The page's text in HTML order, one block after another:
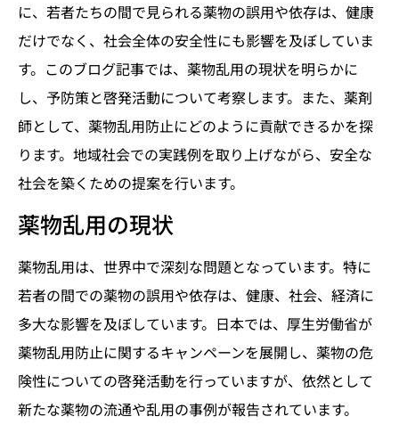
に、若者たちの間で見られる薬物の誤用や依存は、健康
だけでなく、社会全体の安全性にも影響を及ぼしていま
す。このブログ記事では、薬物乱用の現状を明らかに
し、予防策と啓発活動について考察します。また、薬剤
師として、薬物乱用防止にどのように貢献できるかを探
ります。地域社会での実践例を取り上げながら、安全な
社会を築くための提案を行います。
薬物乱用の現状
薬物乱用は、世界中で深刻な問題となっています。特に
若者の間での薬物の誤用や依存は、健康、社会、経済に
多大な影響を及ぼしています。日本では、厚生労働省が
薬物乱用防止に関するキャンペーンを展開し、薬物の危
険性についての啓発活動を行っていますが、依然として
新たな薬物の流通や乱用の事例が報告されています。